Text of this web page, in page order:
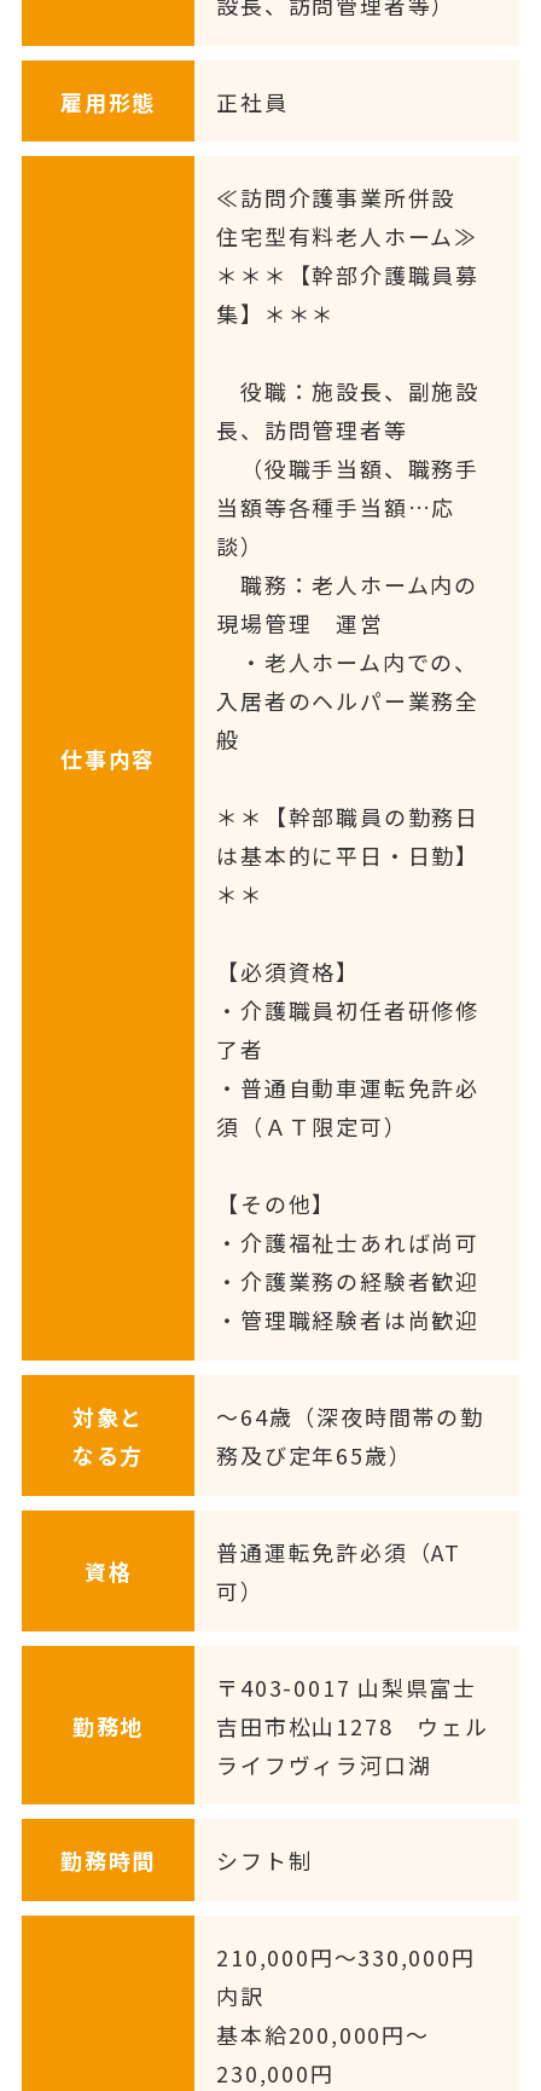
雇用形態 正社員
仕事内容
≪訪問介護事業所併設
住宅型有料老人ホーム≫
＊＊＊【幹部介護職員募
集】＊＊＊
役職：施設長、副施設
長、訪問管理者等
（役職手当額、職務手
当額等各種手当額…応
談）
職務：老人ホーム内の
現場管理 運営
・老人ホーム内での、
入居者のヘルパー業務全
般
＊＊【幹部職員の勤務日
は基本的に平日・日勤】
＊＊
【必須資格】
・介護職員初任者研修修
了者
・普通自動車運転免許必
須（ＡＴ限定可）
【その他】
・介護福祉士あれば尚可
・介護業務の経験者歓迎
・管理職経験者は尚歓迎
対象と
なる方
〜64歳（深夜時間帯の勤
務及び定年65歳）
資格
普通運転免許必須（AT
可）
勤務地
〒403-0017 山梨県富士
吉田市松山1278 ウェル
ライフヴィラ河口湖
勤務時間 シフト制
210,000円〜330,000円
内訳
基本給200,000円〜
230,000円